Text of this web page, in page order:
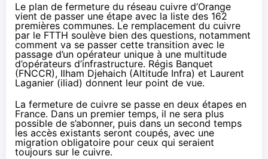
Le plan de fermeture du réseau cuivre d’Orange
vient de passer une étape avec la liste des 162
premières communes. Le remplacement du cuivre
par le FTTH soulève bien des questions, notamment
comment va se passer cette transition avec le
passage d’un opérateur unique à une multitude
d’opérateurs d’infrastructure. Régis Banquet
(FNCCR), Ilham Djehaich (Altitude Infra) et Laurent
Laganier (iliad) donnent leur point de vue.
La fermeture de cuivre se passe en deux étapes en
France. Dans un premier temps, il ne sera plus
possible de s’abonner, puis dans un second temps
les accès existants seront coupés, avec une
migration obligatoire pour ceux qui seraient
toujours sur le cuivre.